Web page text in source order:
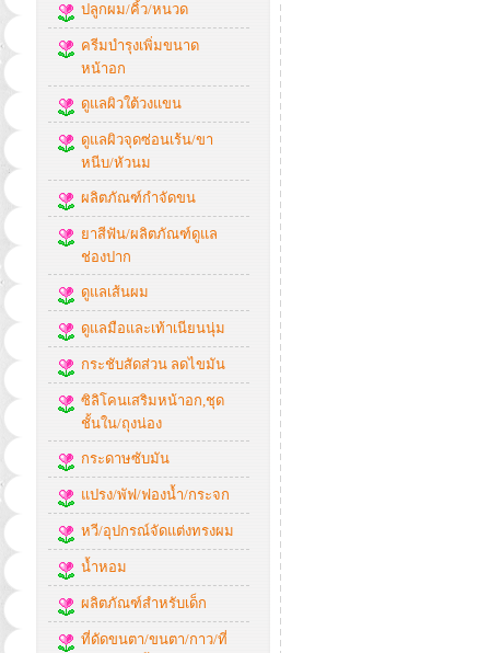
ปลูกผม/คิ้ว/หนวด
ครีมบำรุงเพิ่มขนาด
หน้าอก
ดูแลผิวใต้วงแขน
ดูแลผิวจุดซ่อนเร้น/ขา
หนีบ/หัวนม
ผลิตภัณฑ์กำจัดขน
ยาสีฟัน/ผลิตภัณฑ์ดูแล
ช่องปาก
ดูแลเส้นผม
ดูแลมือและเท้าเนียนนุ่ม
กระชับสัดส่วน ลดไขมัน
ซิลิโคนเสริมหน้าอก,ชุด
ชั้นใน/ถุงน่อง
กระดาษซับมัน
แปรง/พัฟ/ฟองน้ำ/กระจก
หวี/อุปกรณ์จัดแต่งทรงผม
น้ำหอม
ผลิตภัณฑ์สำหรับเด็ก
ที่ดัดขนตา/ขนตา/กาว/ที่